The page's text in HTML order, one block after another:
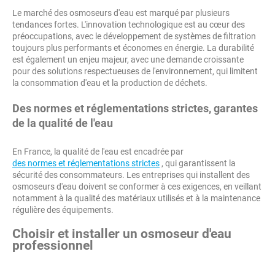
Le marché des osmoseurs d'eau est marqué par plusieurs
tendances fortes. L'innovation technologique est au cœur des
préoccupations, avec le développement de systèmes de filtration
toujours plus performants et économes en énergie. La durabilité
est également un enjeu majeur, avec une demande croissante
pour des solutions respectueuses de l'environnement, qui limitent
la consommation d'eau et la production de déchets.
Des normes et réglementations strictes, garantes
de la qualité de l'eau
En France, la qualité de l'eau est encadrée par
des normes et réglementations strictes , qui garantissent la
sécurité des consommateurs. Les entreprises qui installent des
osmoseurs d'eau doivent se conformer à ces exigences, en veillant
notamment à la qualité des matériaux utilisés et à la maintenance
régulière des équipements.
Choisir et installer un osmoseur d'eau
professionnel